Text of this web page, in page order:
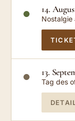
14.
Nostalgie
13.
Tag des